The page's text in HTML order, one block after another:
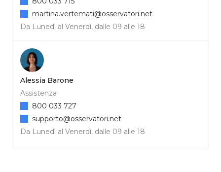
Da Lunedì al Venerdì, dalle 09 alle 18
martina.vertemati@osservatori.net
Alessia Barone
Assistenza
Da Lunedì al Venerdì, dalle 09 alle 18
800 033 727
supporto@osservatori.net